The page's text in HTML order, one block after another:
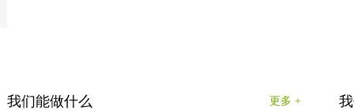
更多 +
我们能做什么